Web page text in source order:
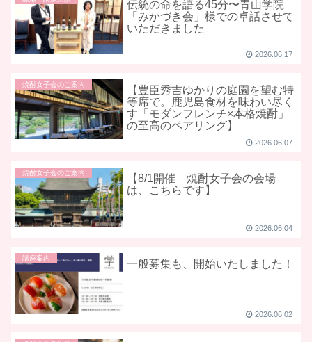
伝統の命を語る45分〜青山学院
「みかづき会」様での卓話させて
いただきました
2026.06.17
焼酎女子会のご案内
【豊臣秀吉ゆかりの庭園を望む特
等席で。鹿児島食材を味わい尽く
す「モダンフレンチ×本格焼酎」
の至高のペアリング】
2026.06.07
焼酎女子会のご案内
【8/1開催 焼酎女子会の会場
は、こちらです】
2026.06.04
講座案内 一般募集も、開始いたしました！
2026.06.02